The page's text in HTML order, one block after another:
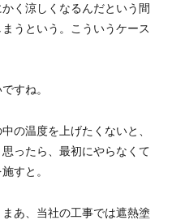
く涼しくなるんだという間
うという。こういうケース
すね。
の温度を上げたくないと、
ったら、最初にやらなくて
すと。
あ、当社の工事では遮熱塗